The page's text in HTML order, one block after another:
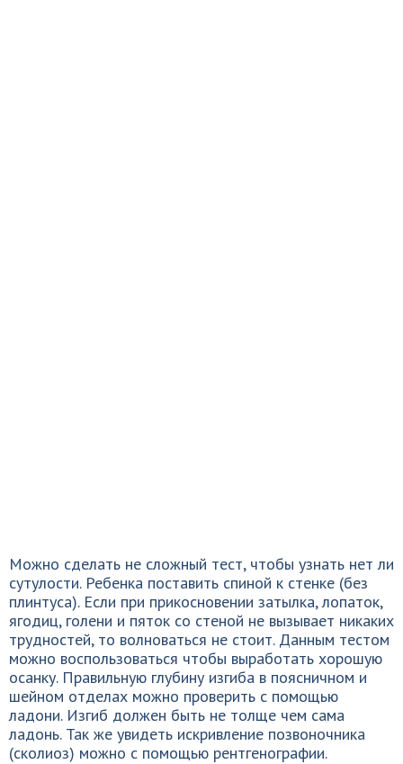
Можно сделать не сложный тест, чтобы узнать нет ли
сутулости. Ребенка поставить спиной к стенке (без
плинтуса). Если при прикосновении затылка, лопаток,
ягодиц, голени и пяток со стеной не вызывает никаких
трудностей, то волноваться не стоит. Данным тестом
можно воспользоваться чтобы выработать хорошую
осанку. Правильную глубину изгиба в поясничном и
шейном отделах можно проверить с помощью
ладони. Изгиб должен быть не толще чем сама
ладонь. Так же увидеть искривление позвоночника
(сколиоз) можно с помощью рентгенографии.